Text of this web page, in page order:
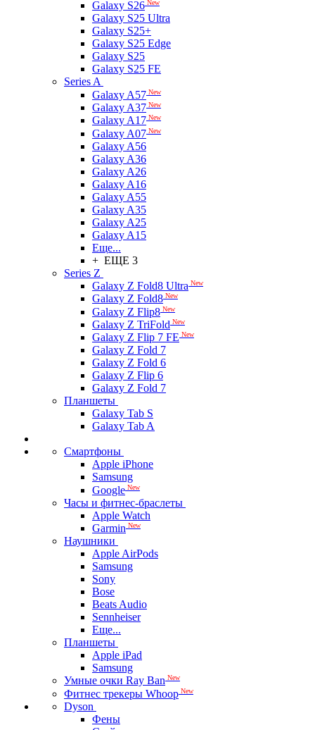
Galaxy S26 New
Galaxy S25 Ultra
Galaxy S25+
Galaxy S25 Edge
Galaxy S25
Galaxy S25 FE
Series A
Galaxy A57 New
Galaxy A37 New
Galaxy A17 New
Galaxy A07 New
Galaxy A56
Galaxy A36
Galaxy A26
Galaxy A16
Galaxy A55
Galaxy A35
Galaxy A25
Galaxy A15
Еще...
+ ЕЩЕ 3
Series Z
Galaxy Z Fold8 Ultra New
Galaxy Z Fold8 New
Galaxy Z Flip8 New
Galaxy Z TriFold New
Galaxy Z Flip 7 FE New
Galaxy Z Fold 7
Galaxy Z Fold 6
Galaxy Z Flip 6
Galaxy Z Fold 7
Планшеты
Galaxy Tab S
Galaxy Tab A
Смартфоны
Apple iPhone
Samsung
Google New
Часы и фитнес-браслеты
Apple Watch
Garmin New
Наушники
Apple AirPods
Samsung
Sony
Bose
Beats Audio
Sennheiser
Еще...
Планшеты
Apple iPad
Samsung
Умные очки Ray Ban New
Фитнес трекеры Whoop New
Dyson
Фены